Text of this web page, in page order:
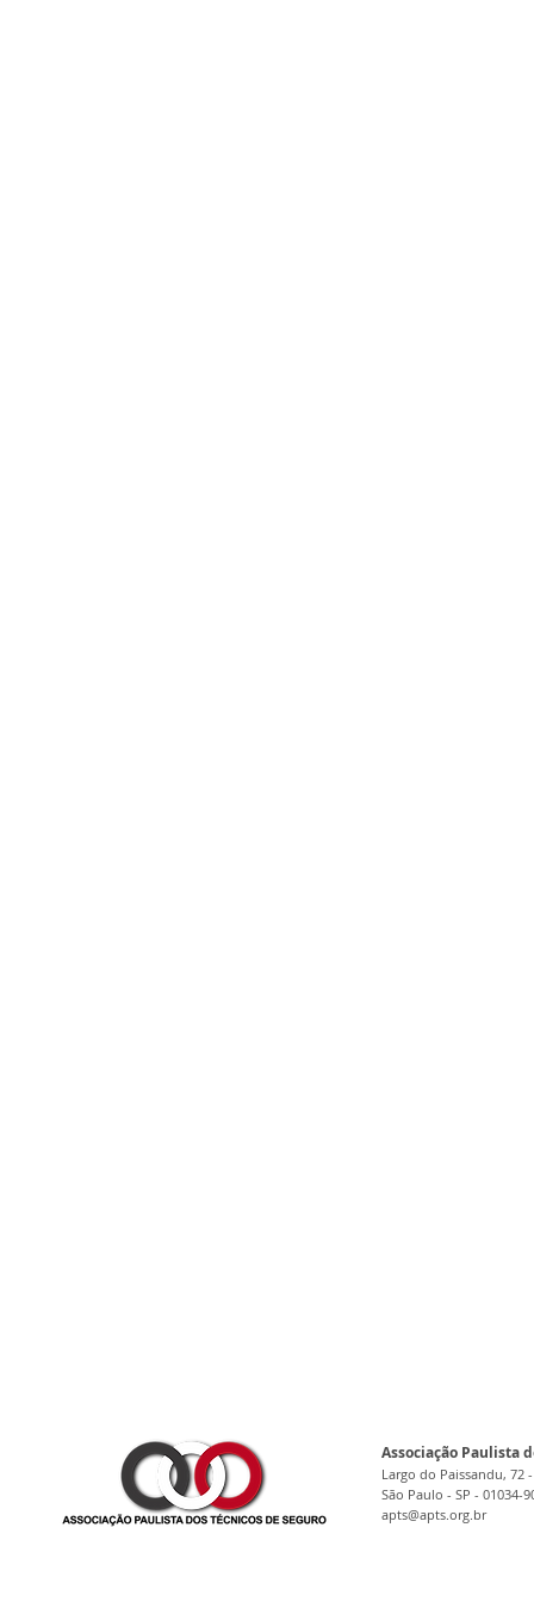
Associação Paulista
Largo do Paissandu, 72
São Paulo - SP - 01034-
apts@apts.org.br